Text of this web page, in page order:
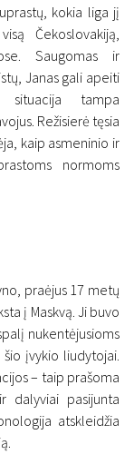
kokia liga jį
Čekoslovakiją,
Saugomas ir
Janas gali apeiti
situacija tampa
Režisierė tęsia
kaip asmeninio ir
normoms
praėjus 17 metų
į Maskvą. Ji buvo
nukentėjusioms
įvykio liudytojai.
– taip prašoma
dalyviai pasijunta
atskleidžia